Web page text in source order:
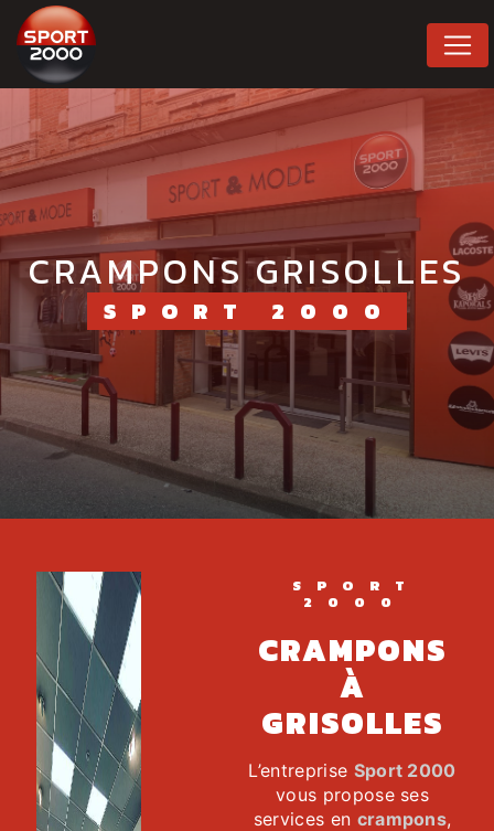
CRAMPONS GRISOLLES
SPORT 2000
SPORT
2000
CRAMPONS
À
GRISOLLES
L’entreprise Sport 2000
vous propose ses
services en crampons,
Panneau de gestion des cookies